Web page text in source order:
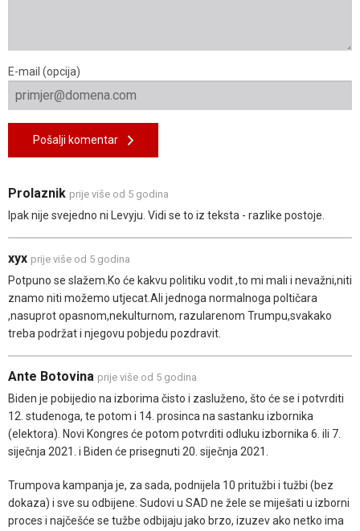
E-mail (opcija)
Pošalji komentar
Prolaznik prije više od 5 godina
Ipak nije svejedno ni Levyju. Vidi se to iz teksta - razlike postoje.
xyx prije više od 5 godina
Potpuno se slažem.Ko će kakvu politiku vodit ,to mi mali i nevažni,niti
znamo niti možemo utjecat.Ali jednoga normalnoga poltičara
,nasuprot opasnom,nekulturnom, razularenom Trumpu,svakako
treba podržat i njegovu pobjedu pozdravit.
Ante Botovina prije više od 5 godina
Biden je pobijedio na izborima čisto i zasluženo, što će se i potvrditi
12. studenoga, te potom i 14. prosinca na sastanku izbornika
(elektora). Novi Kongres će potom potvrditi odluku izbornika 6. ili 7.
siječnja 2021. i Biden će prisegnuti 20. siječnja 2021.
Trumpova kampanja je, za sada, podnijela 10 pritužbi i tužbi (bez
dokaza) i sve su odbijene. Sudovi u SAD ne žele se miješati u izborni
proces i najčešće se tužbe odbijaju jako brzo, izuzev ako netko ima